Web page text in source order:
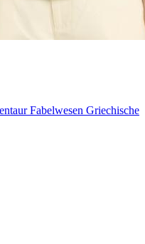
Fabelwesen Griechische